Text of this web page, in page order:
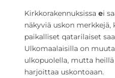
Kirkkorakennuksissa ei
näkyviä uskon merkkejä,
paikalliset qatarilaiset
Ulkomaalaisilla on
ulkopuolella, mutta
harjoittaa uskontoaan.